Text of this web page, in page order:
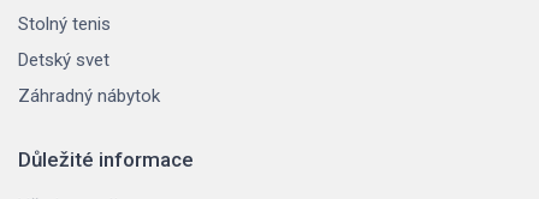
Stolný tenis
Detský svet
Záhradný nábytok
Důležité informace